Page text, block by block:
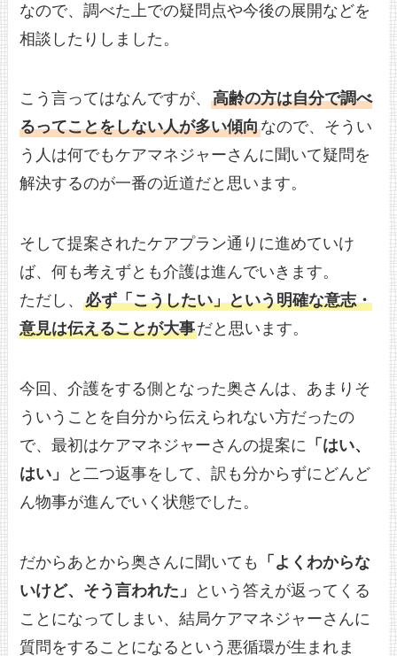
なので、調べた上での疑問点や今後の展開などを
相談したりしました。
こう言ってはなんですが、高齢の方は自分で調べ
るってことをしない人が多い傾向なので、そうい
う人は何でもケアマネジャーさんに聞いて疑問を
解決するのが一番の近道だと思います。
そして提案されたケアプラン通りに進めていけ
ば、何も考えずとも介護は進んでいきます。
ただし、必ず「こうしたい」という明確な意志・
意見は伝えることが大事だと思います。
今回、介護をする側となった奥さんは、あまりそ
ういうことを自分から伝えられない方だったの
で、最初はケアマネジャーさんの提案に 「はい、
はい」
と二つ返事をして、訳も分からずにどんど
ん物事が進んでいく状態でした。
だからあとから奥さんに聞いても
「よくわからな
いけど、そう言われた」
という答えが返ってくる
ことになってしまい、結局ケアマネジャーさんに
質問をすることになるという悪循環が生まれま